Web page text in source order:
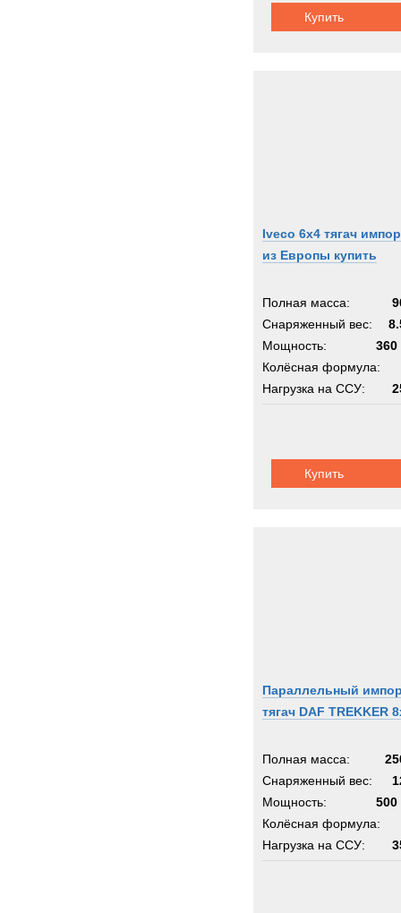
Купить
Iveco 6х4 тягач
из Европы купить
Полная масса:
Снаряженный вес:
Мощность:
360
Колёсная формула:
Нагрузка на ССУ:
Купить
Параллельный
тягач DAF TREKKER
Полная масса:
Снаряженный вес:
Мощность:
500
Колёсная формула:
Нагрузка на ССУ: